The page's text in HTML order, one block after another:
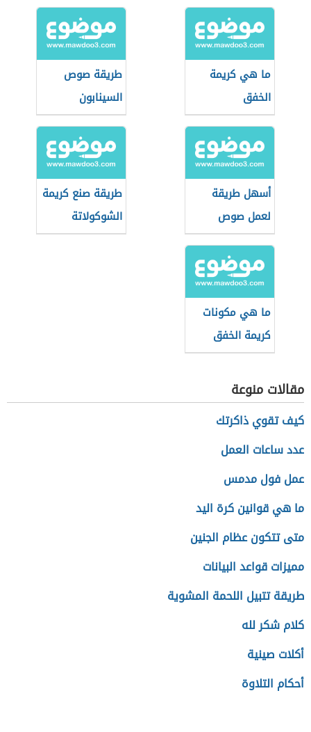
ما هي كريمة
الخفق
طريقة صوص
السينابون
أسهل طريقة
لعمل صوص
التوفي
طريقة صنع كريمة
الشوكولاتة
ما هي مكونات
كريمة الخفق
مقالات منوعة
كيف تقوي ذاكرتك
عدد ساعات العمل
عمل فول مدمس
ما هي قوانين كرة اليد
متى تتكون عظام الجنين
مميزات قواعد البيانات
طريقة تتبيل اللحمة المشوية
كلام شكر لله
أكلات صينية
أحكام التلاوة